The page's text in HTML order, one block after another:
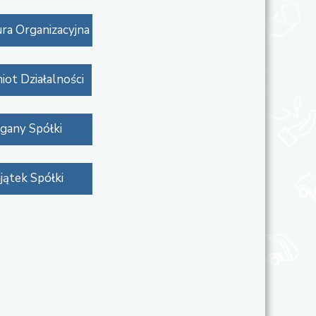
Spółki
Spółki
Działalności
Organizacyjna